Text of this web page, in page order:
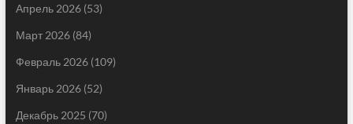
Апрель 2026(53)
Март 2026(84)
Февраль 2026(109)
Январь 2026(52)
Декабрь 2025 (70)